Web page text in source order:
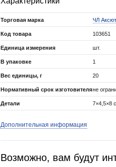
Торговая марка ЧЛ
Код товара 103651
Единица измерения шт.
В упаковке 1
Вес единицы, г 20
Нормативный срок изготовителяне
Детали 7×4,5×8
Дополнительная информация
Возможно, вам будут